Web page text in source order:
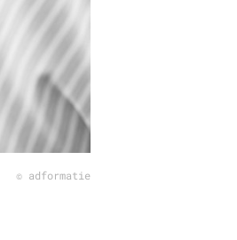
© adformatie